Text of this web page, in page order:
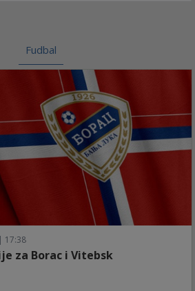
Fudbal
17:38
za Borac i Vitebsk